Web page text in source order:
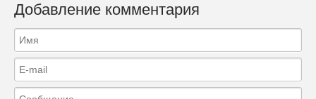
Добавление комментария